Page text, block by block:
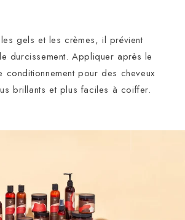
gels et les crèmes, il prévient
durcissement. Appliquer après le
conditionnement pour des cheveux
brillants et plus faciles à coiffer.